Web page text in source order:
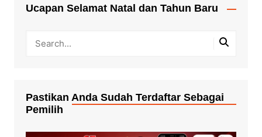
Ucapan Selamat Natal dan Tahun Baru
Pastikan Anda Sudah Terdaftar Sebagai
Pemilih